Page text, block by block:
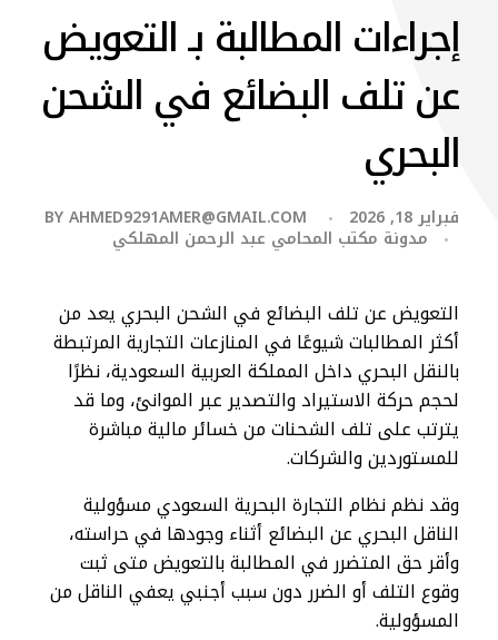
إجراءات المطالبة بـ التعويض
عن تلف البضائع في الشحن
البحري
فبراير 18, 2026 BYAHMED9291AMER@GMAIL.COM
مدونة مكتب المحامي عبد الرحمن المهلكي
التعويض عن تلف البضائع في الشحن البحري يعد من
أكثر المطالبات شيوعًا في المنازعات التجارية المرتبطة
بالنقل البحري داخل المملكة العربية السعودية، نظرًا
لحجم حركة الاستيراد والتصدير عبر الموانئ، وما قد
يترتب على تلف الشحنات من خسائر مالية مباشرة
للمستوردين والشركات.
وقد نظم نظام التجارة البحرية السعودي مسؤولية
الناقل البحري عن البضائع أثناء وجودها في حراسته،
وأقر حق المتضرر في المطالبة بالتعويض متى ثبت
وقوع التلف أو الضرر دون سبب أجنبي يعفي الناقل من
المسؤولية.